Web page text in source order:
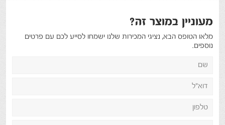
מעוניין במוצר זה?
מלאו הטופס הבא, נציגי המכירות שלנו ישמחו לסייע לכם עם פרטים
נוספים.